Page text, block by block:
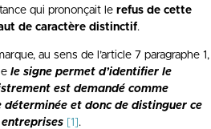
qui prononçait le refus de cette
de caractère distinctif.
au sens de l’article 7 paragraphe 1,
le signe permet d’identifier le
est demandé comme
déterminée et donc de distinguer ce
[1] .